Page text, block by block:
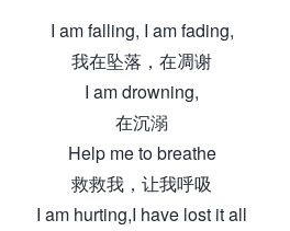
I am falling, I am fading,
我在坠落，在凋谢
I am drowning,
在沉溺
Help me to breathe
救救我，让我呼吸
I am hurting,I have lost it all